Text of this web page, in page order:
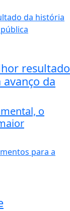
resultado
da
o